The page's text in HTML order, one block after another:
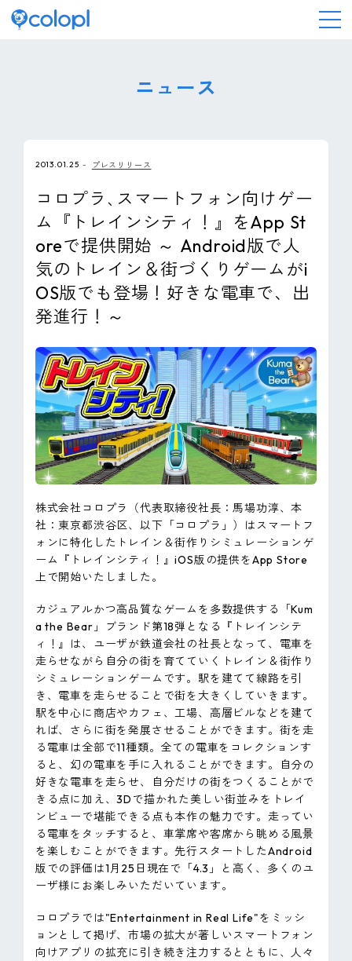
IR情報
採用情報
サステナビリティ
ピンマーク
EN
ニュース
2013.01.25 プレスリリース
コロプラ､スマートフォン向けゲー
ム『トレインシティ！』をApp St
oreで提供開始 ～ Android版で人
気のトレイン＆街づくりゲームがi
OS版でも登場！好きな電車で、出
発進行！～
株式会社コロプラ（代表取締役社長：馬場功淳、本
社：東京都渋谷区、以下「コロプラ」）はスマートフ
ォンに特化したトレイン＆街作りシミュレーションゲ
ーム『トレインシティ！』iOS版の提供をApp Store
上で開始いたしました。
カジュアルかつ高品質なゲームを多数提供する「Kum
a the Bear」ブランド第18弾となる『トレインシテ
ィ！』は、ユーザが鉄道会社の社長となって、電車を
走らせながら自分の街を育てていくトレイン＆街作り
シミュレーションゲームです。駅を建てて線路を引
き、電車を走らせることで街を大きくしていきます。
駅を中心に商店やカフェ、工場、高層ビルなどを建て
れば、さらに街を発展させることができます。街を走
る電車は全部で11種類。全ての電車をコレクションす
ると、幻の電車を手に入れることができます。自分の
好きな電車を走らせ、自分だけの街をつくることがで
きる点に加え、3Dで描かれた美しい街並みをトレイ
ンビューで堪能できる点も本作の魅力です。走ってい
る電車をタッチすると、車掌席や客席から眺める風景
を楽しむことができます。先行スタートしたAndroid
版での評価は1月25日現在で「4.3」と高く、多くのユ
ーザ様にお楽しみいただいています。
コロプラでは"Entertainment in Real Life"をミッシ
ョンとして掲げ、市場の拡大が著しいスマートフォン
向けアプリの拡充に引き続き注力するとともに、人々